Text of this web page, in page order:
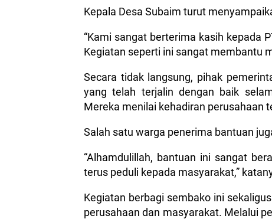
Kepala Desa Subaim turut
“Kami sangat berterima kasih kepada
Kegiatan seperti ini sangat membantu
Secara tidak langsung, pihak
yang telah terjalin dengan baik
Mereka menilai kehadiran perusahaan
Salah satu warga penerima bantuan
“Alhamdulillah, bantuan ini sangat
terus peduli kepada masyarakat,”
Kegiatan berbagi sembako ini
perusahaan dan masyarakat. Melalui